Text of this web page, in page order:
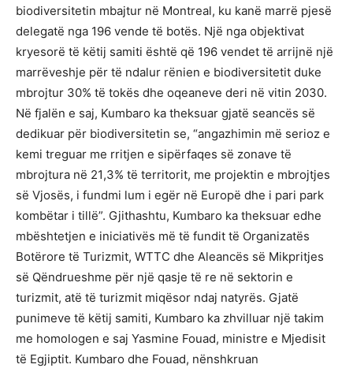
biodiversitetin mbajtur në Montreal, ku kanë marrë pjesë
delegatë nga 196 vende të botës. Një nga objektivat
kryesorë të këtij samiti është që 196 vendet të arrijnë një
marrëveshje për të ndalur rënien e biodiversitetit duke
mbrojtur 30% të tokës dhe oqeaneve deri në vitin 2030.
Në fjalën e saj, Kumbaro ka theksuar gjatë seancës së
dedikuar për biodiversitetin se, “angazhimin më serioz e
kemi treguar me rritjen e sipërfaqes së zonave të
mbrojtura në 2️1️,3️% të territorit, me projektin e mbrojtjes
së Vjosës, i fundmi lum i egër në Europë dhe i pari park
kombëtar i tillë”. Gjithashtu, Kumbaro ka theksuar edhe
mbështetjen e iniciativës më të fundit të Organizatës
Botërore të Turizmit, WTTC dhe Aleancës së Mikpritjes
së Qëndrueshme për një qasje të re në sektorin e
turizmit, atë të turizmit miqësor ndaj natyrës. Gjatë
punimeve të këtij samiti, Kumbaro ka zhvilluar një takim
me homologen e saj Yasmine Fouad, ministre e Mjedisit
të Egjiptit. Kumbaro dhe Fouad, nënshkruan